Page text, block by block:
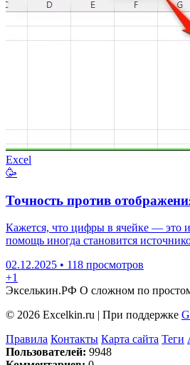
Excel
🥳
Точность против
Кажется, что цифры в ячейке — это
помощь иногда становится
02.12.2025 • 118 просмотров
+1
Экселькин.РФ О сложном по
© 2026 Excelkin.ru | При поддержке
Правила Контакты Карта сайта Теги
Пользователей: 9948